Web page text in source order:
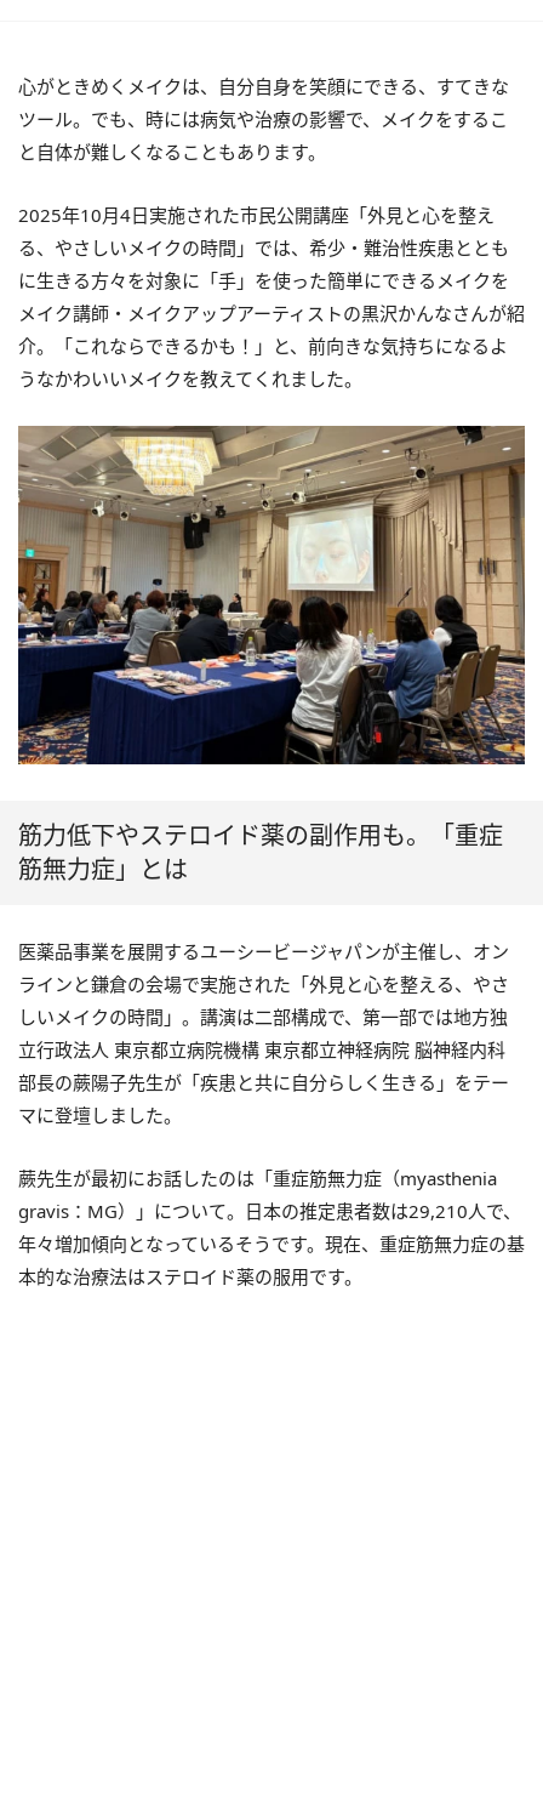
心がときめくメイクは、自分自身を笑顔にできる、すてきな
ツール。でも、時には病気や治療の影響で、メイクをするこ
と自体が難しくなることもあります。
2025年10月4日実施された市民公開講座「外見と心を整え
る、やさしいメイクの時間」では、希少・難治性疾患ととも
に生きる方々を対象に「手」を使った簡単にできるメイクを
メイク講師・メイクアップアーティストの黒沢かんなさんが紹
介。「これならできるかも！」と、前向きな気持ちになるよ
うなかわいいメイクを教えてくれました。
筋力低下やステロイド薬の副作用も。「重症
筋無力症」とは
医薬品事業を展開するユーシービージャパンが主催し、オン
ラインと鎌倉の会場で実施された「外見と心を整える、やさ
しいメイクの時間」。講演は二部構成で、第一部では地方独
立行政法人 東京都立病院機構 東京都立神経病院 脳神経内科
部長の蕨陽子先生が「疾患と共に自分らしく生きる」をテー
マに登壇しました。
蕨先生が最初にお話したのは「重症筋無力症（myasthenia
gravis：MG）」について。日本の推定患者数は29,210人で、
年々増加傾向となっているそうです。現在、重症筋無力症の基
本的な治療法はステロイド薬の服用です。